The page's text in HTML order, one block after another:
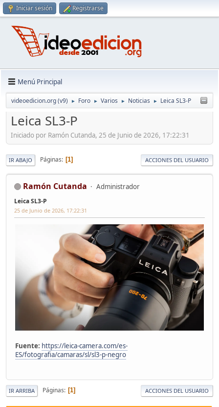
Iniciar sesión Registrarse
Menú Principal
videoedicion.org (v9) ► Foro ► Varios ► Noticias ► Leica SL3-P
Leica SL3-P
Iniciado por Ramón Cutanda, 25 de Junio de 2026, 17:22:31
IR ABAJO Páginas 1 ACCIONES DEL USUARIO
Ramón Cutanda Administrador
Leica SL3-P
25 de Junio de 2026, 17:22:31
Fuente: https://leica-camera.com/es-
ES/fotografia/camaras/sl/sl3-p-negro
IR ARRIBA Páginas 1 ACCIONES DEL USUARIO